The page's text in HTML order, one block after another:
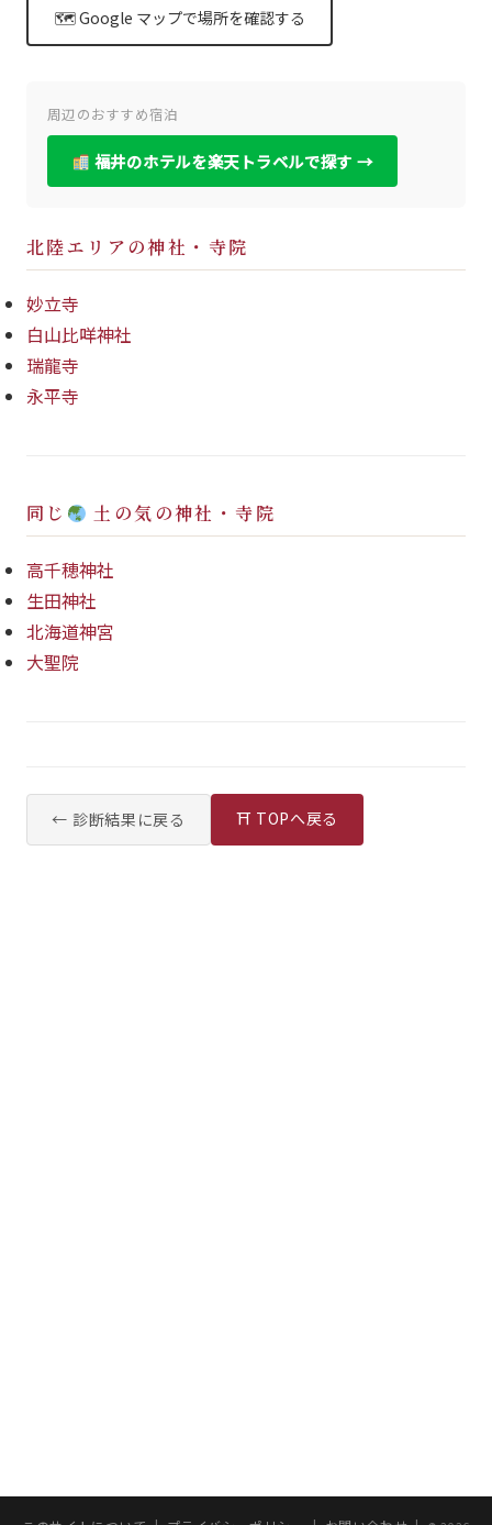
🗺 Google マップで場所を確認する
周辺のおすすめ宿泊
福井のホテルを楽天トラベルで探す →
北陸エリアの神社・寺院
妙立寺
白山比咩神社
瑞龍寺
永平寺
同じ 土の気の神社・寺院
高千穂神社
生田神社
北海道神宮
大聖院
← 診断結果に戻る ⛩ TOPへ戻る